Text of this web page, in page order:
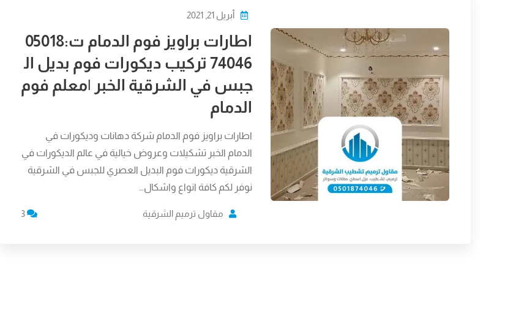
أبريل 21, 2021
اطارات براويز فوم الدمام ت:05018
74046 تركيب ديكورات فوم بديل ال
جبس في الشرقية الخبر |معلم فوم
الدمام
اطارات براويز فوم الدمام شركة دهانات وديكورات في
الدمام الخبر تشكيلات وعروض خيالية في عالم الديكورات في
الشرقية ديكورات فوم البديل العصري للجبس في الشرقية
نوفر لكم كافة انواع واشكال…
مقاول ترميم الشرقية 3